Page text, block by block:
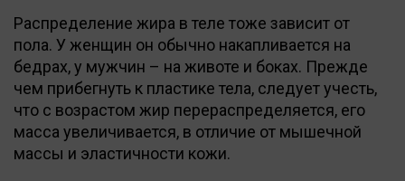
Распределение жира в теле тоже зависит от
пола. У женщин он обычно накапливается на
бедрах, у мужчин – на животе и боках. Прежде
чем прибегнуть к пластике тела, следует учесть,
что с возрастом жир перераспределяется, его
масса увеличивается, в отличие от мышечной
массы и эластичности кожи.